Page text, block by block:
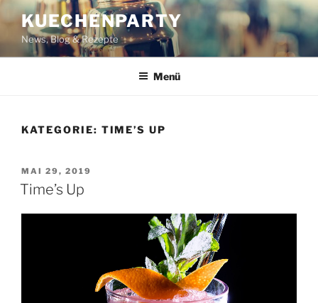
Zum
Inhalt
springen
KUECHENPARTY
News, Blog & Rezepte
Menü
KATEGORIE: TIME’S UP
VERÖFFENTLICHT
AM
MAI 29, 2019
Time’s Up